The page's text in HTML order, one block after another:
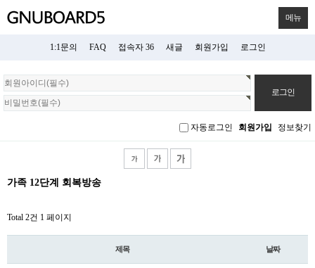
메뉴
1:1문의 FAQ 접속자 36 새글 회원가입 로그인
회
원
로
자동로그인 회원가입 정보찾기
가족 12단계 회복방송
Total 2건 1 페이지
제목 날짜